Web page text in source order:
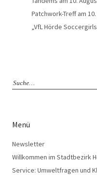
Patchwork-Treffam 10.
„VfL Hörde
Menü
Newsletter
Willkommen im Stadtbezirk
Service: Umweltfragen und